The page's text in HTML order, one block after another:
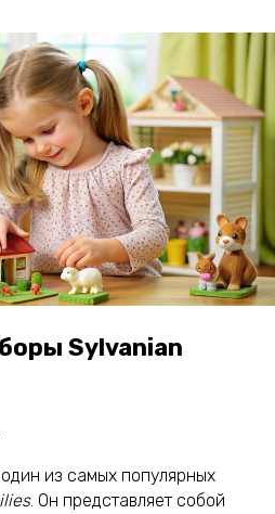
Sylvanian
из самых популярных
. Он представляет собой